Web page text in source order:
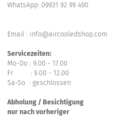
WhatsApp: 09931 92 99 490
Email : info@aircooledshop.com
Servicezeiten:
Mo-Do : 9.00 - 17.00
Fr : 9.00 - 12.00
Sa-So : geschlossen
Abholung / Besichtigung
nur nach vorheriger